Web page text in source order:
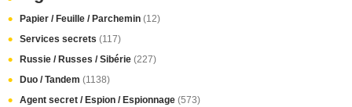
Papier / Feuille / Parchemin (12)
Services secrets (117)
Russie / Russes / Sibérie (227)
Duo / Tandem (1138)
Agent secret / Espion / Espionnage (573)